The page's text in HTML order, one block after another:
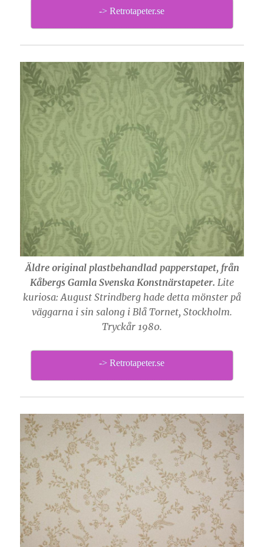
-> Retrotapeter.se
Äldre original plastbehandlad papperstapet, från
Kåbergs Gamla Svenska Konstnärstapeter. Lite
kuriosa: August Strindberg hade detta mönster på
väggarna i sin salong i Blå Tornet, Stockholm.
Tryckår 1980.
-> Retrotapeter.se